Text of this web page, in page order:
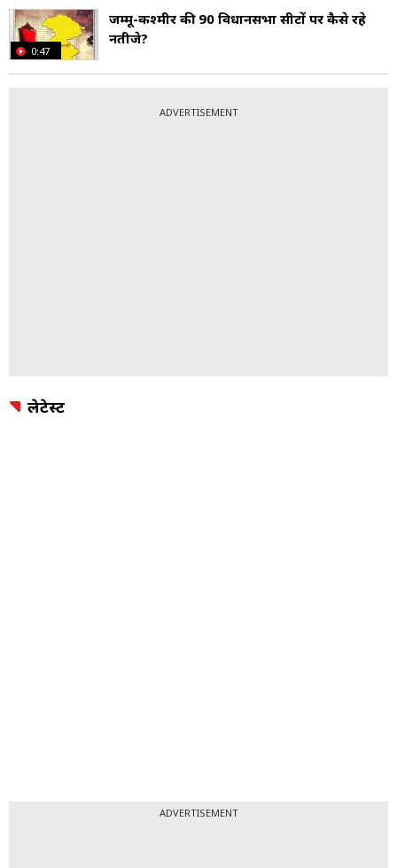
0:47
जम्मू-कश्मीर की 90 विधानसभा सीटों पर कैसे रहे
नतीजे?
ADVERTISEMENT
लेटेस्ट
ADVERTISEMENT